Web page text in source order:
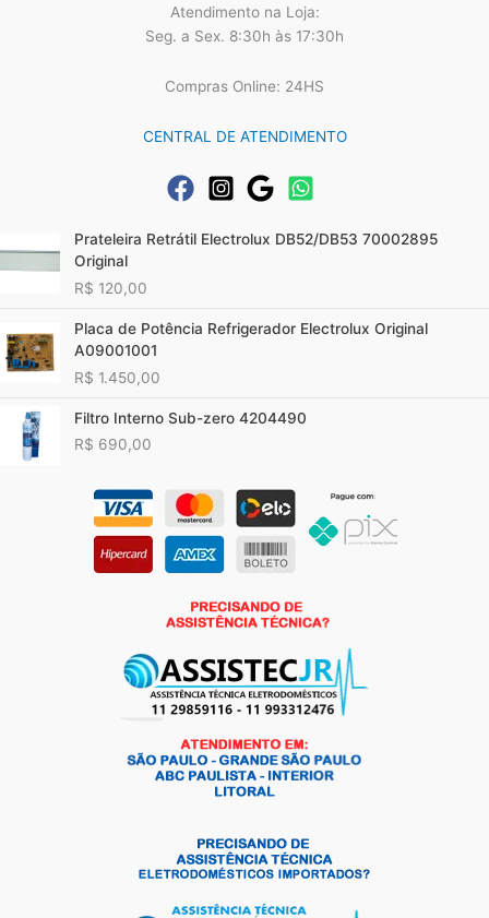
Atendimento na Loja:
Seg. a Sex. 8:30h às 17:30h
Compras Online: 24HS
CENTRAL DE ATENDIMENTO
Prateleira Retrátil Electrolux DB52/DB53 70002895
Original
R$ 120,00
Placa de Potência Refrigerador Electrolux Original
A09001001
R$ 1.450,00
Filtro Interno Sub-zero 4204490
R$ 690,00